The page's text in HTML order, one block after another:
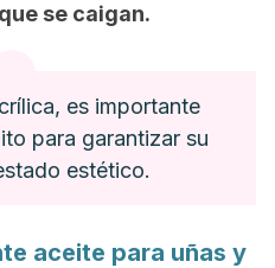
se caigan.
es importante
para garantizar su
estético.
aceite para uñas y